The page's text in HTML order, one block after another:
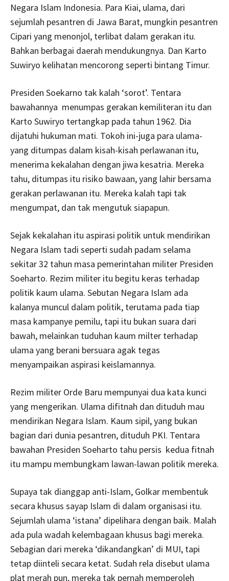
Negara Islam Indonesia. Para Kiai, ulama, dari
sejumlah pesantren di Jawa Barat, mungkin pesantren
Cipari yang menonjol, terlibat dalam gerakan itu.
Bahkan berbagai daerah mendukungnya. Dan Karto
Suwiryo kelihatan mencorong seperti bintang Timur.
Presiden Soekarno tak kalah ‘sorot’. Tentara
bawahannya menumpas gerakan kemiliteran itu dan
Karto Suwiryo tertangkap pada tahun 1962. Dia
dijatuhi hukuman mati. Tokoh ini-juga para ulama-
yang ditumpas dalam kisah-kisah perlawanan itu,
menerima kekalahan dengan jiwa kesatria. Mereka
tahu, ditumpas itu risiko bawaan, yang lahir bersama
gerakan perlawanan itu. Mereka kalah tapi tak
mengumpat, dan tak mengutuk siapapun.
Sejak kekalahan itu aspirasi politik untuk mendirikan
Negara Islam tadi seperti sudah padam selama
sekitar 32 tahun masa pemerintahan militer Presiden
Soeharto. Rezim militer itu begitu keras terhadap
politik kaum ulama. Sebutan Negara Islam ada
kalanya muncul dalam politik, terutama pada tiap
masa kampanye pemilu, tapi itu bukan suara dari
bawah, melainkan tuduhan kaum milter terhadap
ulama yang berani bersuara agak tegas
menyampaikan aspirasi keislamannya.
Rezim militer Orde Baru mempunyai dua kata kunci
yang mengerikan. Ulama difitnah dan dituduh mau
mendirikan Negara Islam. Kaum sipil, yang bukan
bagian dari dunia pesantren, dituduh PKI. Tentara
bawahan Presiden Soeharto tahu persis kedua fitnah
itu mampu membungkam lawan-lawan politik mereka.
Supaya tak dianggap anti-Islam, Golkar membentuk
secara khusus sayap Islam di dalam organisasi itu.
Sejumlah ulama ‘istana’ dipelihara dengan baik. Malah
ada pula wadah kelembagaan khusus bagi mereka.
Sebagian dari mereka ‘dikandangkan’ di MUI, tapi
tetap diinteli secara ketat. Sudah rela disebut ulama
plat merah pun, mereka tak pernah memperoleh